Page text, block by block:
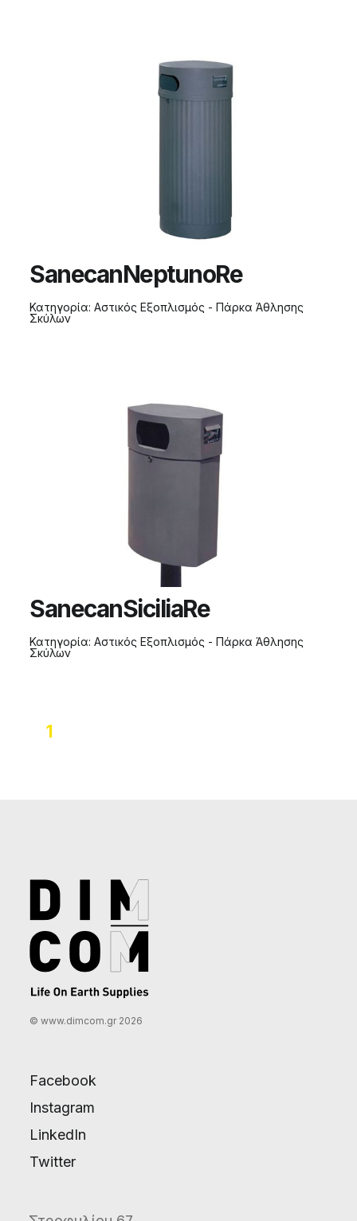
SanecanNeptunoRe
Κατηγορία:Αστικός Εξοπλισμός - Πάρκα Άθλησης
Σκύλων
SanecanSiciliaRe
Κατηγορία:Αστικός Εξοπλισμός - Πάρκα Άθλησης
Σκύλων
1
© www.dimcom.gr 2026
Facebook
Instagram
LinkedIn
Twitter